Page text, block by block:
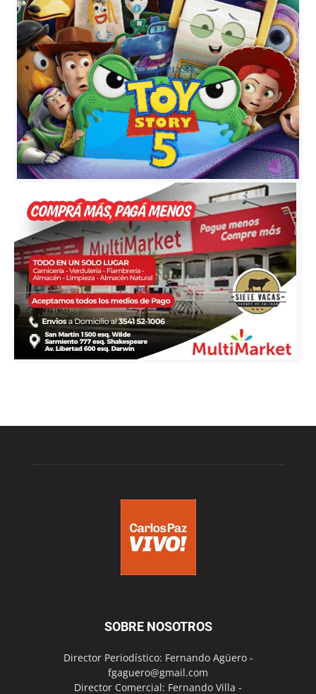
SOBRE NOSOTROS
Director Periodístico: Fernando Agüero -
fgaguero@gmail.com
Director Comercial: Fernando Villa -